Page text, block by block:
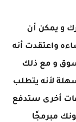
و يمكن أن
واعتقدت أنه
و مع ذلك
لأنه يتطلب
أخرى ستدفع
مبرمجًا